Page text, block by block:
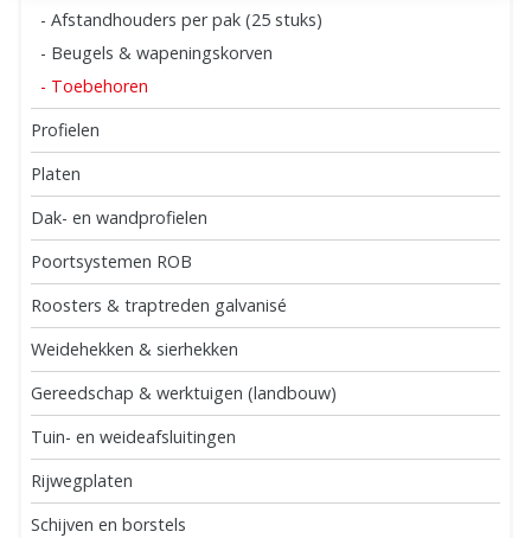
- Afstandhouders per pak (25 stuks)
- Beugels & wapeningskorven
- Toebehoren
Profielen
Platen
Dak- en wandprofielen
Poortsystemen ROB
Roosters & traptreden galvanisé
Weidehekken & sierhekken
Gereedschap & werktuigen (landbouw)
Tuin- en weideafsluitingen
Rijwegplaten
Schijven en borstels